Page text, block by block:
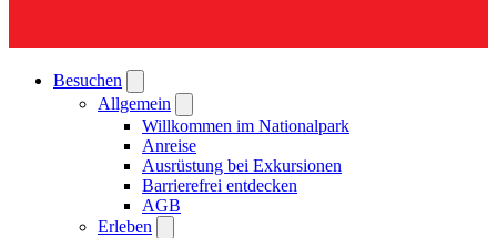
Besuchen
Allgemein
Willkommen im Nationalpark
Anreise
Ausrüstung bei Exkursionen
Barrierefrei entdecken
AGB
Erleben